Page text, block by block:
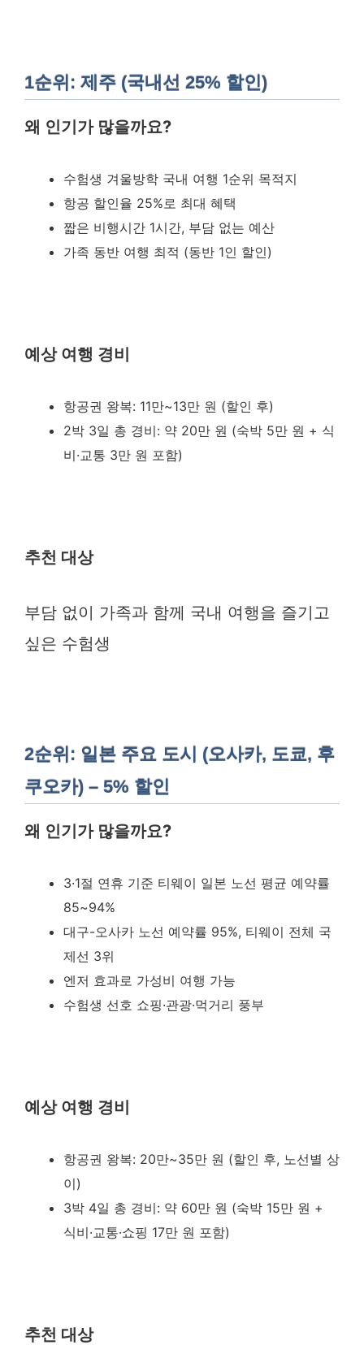
1순위: 제주 (국내선 25% 할인)
왜 인기가 많을까요?
수험생 겨울방학 국내 여행 1순위 목적지
항공 할인율 25%로 최대 혜택
짧은 비행시간 1시간, 부담 없는 예산
가족 동반 여행 최적 (동반 1인 할인)
예상 여행 경비
항공권 왕복: 11만~13만 원 (할인 후)
2박 3일 총 경비: 약 20만 원 (숙박 5만 원 + 식
비·교통 3만 원 포함)
추천 대상
부담 없이 가족과 함께 국내 여행을 즐기고
싶은 수험생
2순위: 일본 주요 도시 (오사카, 도쿄, 후
쿠오카) – 5% 할인
왜 인기가 많을까요?
3·1절 연휴 기준 티웨이 일본 노선 평균 예약률
85~94%
대구-오사카 노선 예약률 95%, 티웨이 전체 국
제선 3위
엔저 효과로 가성비 여행 가능
수험생 선호 쇼핑·관광·먹거리 풍부
예상 여행 경비
항공권 왕복: 20만~35만 원 (할인 후, 노선별 상
이)
3박 4일 총 경비: 약 60만 원 (숙박 15만 원 +
식비·교통·쇼핑 17만 원 포함)
추천 대상